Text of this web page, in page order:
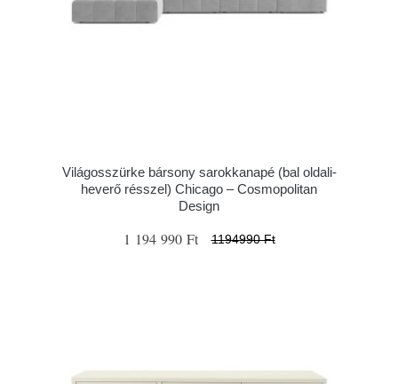
Világosszürke bársony sarokkanapé (bal oldali-
heverő résszel) Chicago – Cosmopolitan
Design
1 194 990 Ft 1194990 Ft